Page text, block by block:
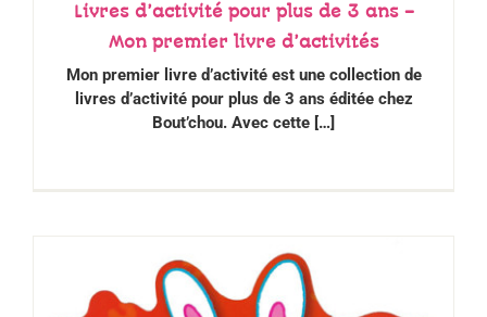
Livres d’activité pour plus de 3 ans –
Mon premier livre d’activités
Mon premier livre d’activité est une collection de
livres d’activité pour plus de 3 ans éditée chez
Bout’chou. Avec cette […]